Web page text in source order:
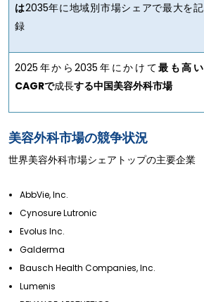
は2035年に地域別市場シェアで最大を記
録
2025年から2035年にかけて最も高い
CAGRで成長する中国美容外科市場
美容外科市場の競争状況
世界美容外科市場シェアトップの主要企業
AbbVie, Inc.
Cynosure Lutronic
Evolus Inc.
Galderma
Bausch Health Companies, Inc.
Lumenis